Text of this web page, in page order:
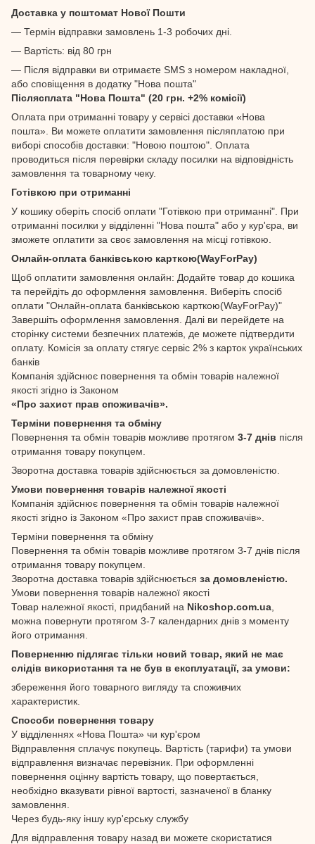
Доставка у поштомат Нової Пошти
— Термін відправки замовлень 1-3 робочих дні.
— Вартість: від 80 грн
— Після відправки ви отримаєте SMS з номером накладної,
або сповіщення в додатку "Нова пошта"
Післясплата "Нова Пошта" (20 грн. +2% комісії)
Оплата при отриманні товару у сервісі доставки «Нова
пошта». Ви можете оплатити замовлення післяплатою при
виборі способів доставки: "Новою поштою". Оплата
проводиться після перевірки складу посилки на відповідність
замовлення та товарному чеку.
Готівкою при отриманні
У кошику оберіть спосіб оплати "Готівкою при отриманні". При
отриманні посилки у відділенні "Нова пошта" або у кур'єра, ви
зможете оплатити за своє замовлення на місці готівкою.
Онлайн-оплата банківською карткою(WayForPay)
Щоб оплатити замовлення онлайн: Додайте товар до кошика
та перейдіть до оформлення замовлення. Виберіть спосіб
оплати "Онлайн-оплата банківською карткою(WayForPay)"
Завершіть оформлення замовлення. Далі ви перейдете на
сторінку системи безпечних платежів, де можете підтвердити
оплату. Комісія за оплату стягує сервіс 2% з карток українських
банків
Компанія здійснює повернення та обмін товарів належної
якості згідно із Законом
«Про захист прав споживачів».
Терміни повернення та обміну
Повернення та обмін товарів можливе протягом 3-7 днів після
отримання товару покупцем.
Зворотна доставка товарів здійснюється за домовленістю.
Умови повернення товарів належної якості
Компанія здійснює повернення та обмін товарів належної
якості згідно із Законом «Про захист прав споживачів».
Терміни повернення та обміну
Повернення та обмін товарів можливе протягом 3-7 днів після
отримання товару покупцем.
Зворотна доставка товарів здійснюється за домовленістю.
Умови повернення товарів належної якості
Товар належної якості, придбаний на Nikoshop.com.ua
можна повернути протягом 3-7 календарних днів з моменту
його отримання.
Поверненню підлягає тільки новий товар, який не має
слідів використання та не був в експлуатації, за умови:
збереження його товарного вигляду та споживчих
характеристик.
Способи повернення товару
У відділеннях «Нова Пошта» чи кур'єром
Відправлення сплачує покупець. Вартість (тарифи) та умови
відправлення визначає перевізник. При оформленні
повернення оцінну вартість товару, що повертається,
необхідно вказувати рівної вартості, зазначеної в бланку
замовлення.
Через будь-яку іншу кур'єрську службу
Для відправлення товару назад ви можете скористатися